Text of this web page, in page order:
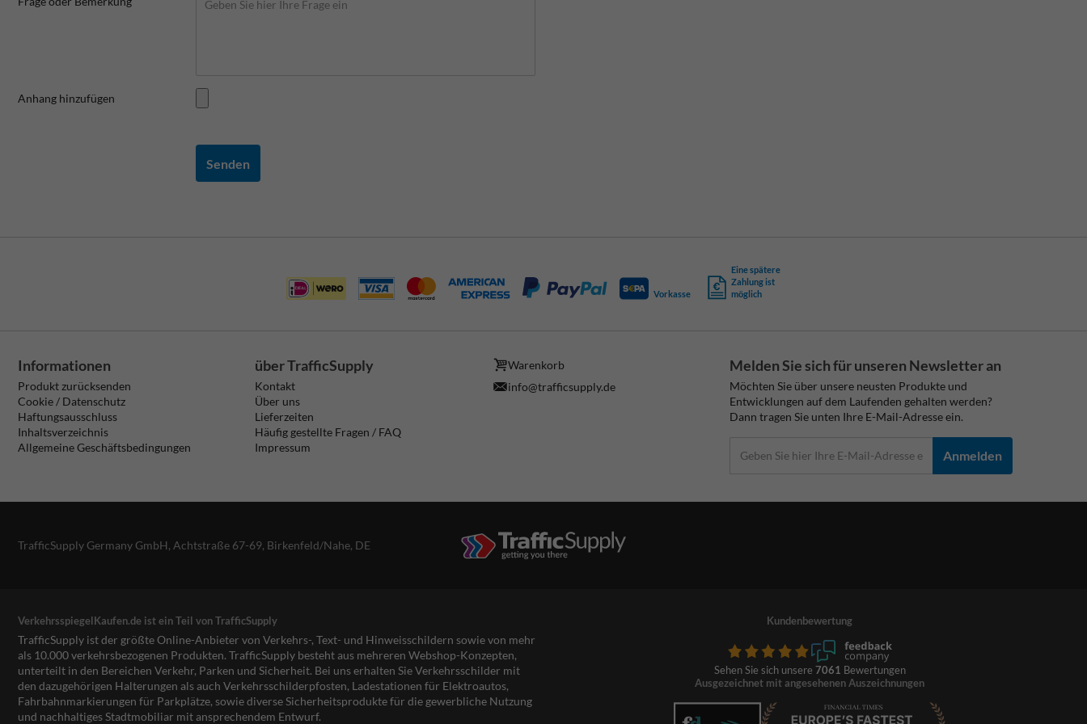
Anhang hinzufügen
Senden
Vorkasse
Eine spätere
Zahlung ist
möglich
Informationen
Produkt zurücksenden
Cookie / Datenschutz
Haftungsausschluss
Inhaltsverzeichnis
Allgemeine Geschäftsbedingungen
über TrafficSupply
Kontakt
Über uns
Lieferzeiten
Häufig gestellte Fragen / FAQ
Impressum
Warenkorb
info@trafficsupply.de
Melden Sie sich für unseren Newsletter an
Möchten Sie über unsere neusten Produkte und
Entwicklungen auf dem Laufenden gehalten werden?
Dann tragen Sie unten Ihre E-Mail-Adresse ein.
Anmelden
TrafficSupply Germany GmbH, Achtstraße 67-69, Birkenfeld/Nahe, DE
VerkehrsspiegelKaufen.de ist ein Teil von TrafficSupply
TrafficSupply ist der größte Online-Anbieter von Verkehrs-, Text- und Hinweisschildern sowie von mehr
als 10.000 verkehrsbezogenen Produkten. TrafficSupply besteht aus mehreren Webshop-Konzepten,
unterteilt in den Bereichen Verkehr, Parken und Sicherheit. Bei uns erhalten Sie Verkehrsschilder mit
den dazugehörigen Halterungen als auch Verkehrsschilderpfosten, Ladestationen für Elektroautos,
Fahrbahnmarkierungen für Parkplätze, sowie diverse Sicherheitsprodukte für die gewerbliche Nutzung
und nachhaltiges Stadtmobiliar mit ansprechendem Entwurf.
Kundenbewertung
Sehen Sie sich unsere 7061 Bewertungen
Ausgezeichnet mit angesehenen Auszeichnungen